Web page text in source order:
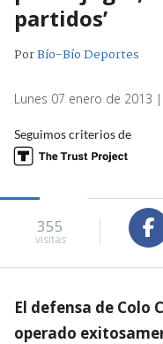
partidos’
PorBío-Bío Deportes
Lunes 07 enero de 2013
Seguimos criterios de
355
visitas
El defensa de Colo
operado